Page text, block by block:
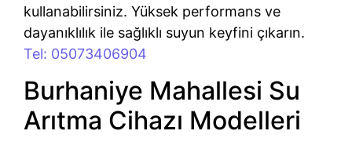
kullanabilirsiniz. Yüksek performans ve
dayanıklılık ile sağlıklı suyun keyfini çıkarın.
Tel: 05073406904
Burhaniye Mahallesi Su
Arıtma Cihazı Modelleri